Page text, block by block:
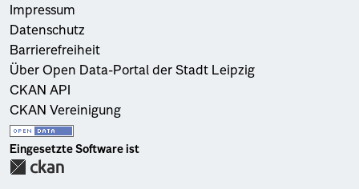
Impressum
Datenschutz
Barrierefreiheit
Über Open Data-Portal der Stadt Leipzig
CKAN API
CKAN Vereinigung
Eingesetzte Software ist